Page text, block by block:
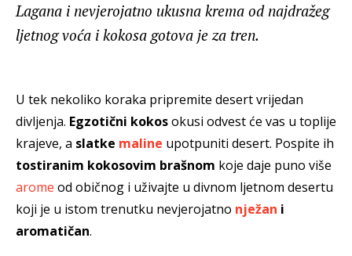
Lagana i nevjerojatno ukusna krema od najdražeg
ljetnog voća i kokosa gotova je za tren.
U tek nekoliko koraka pripremite desert vrijedan
divljenja. Egzotični kokosokusi odvest će vas u toplije
krajeve, a slatke maline upotpuniti desert. Pospite ih
tostiranim kokosovim brašnom koje daje puno više
arome od običnog i uživajte u divnom ljetnom desertu
koji je u istom trenutku nevjerojatno nježan i
aromatičan.